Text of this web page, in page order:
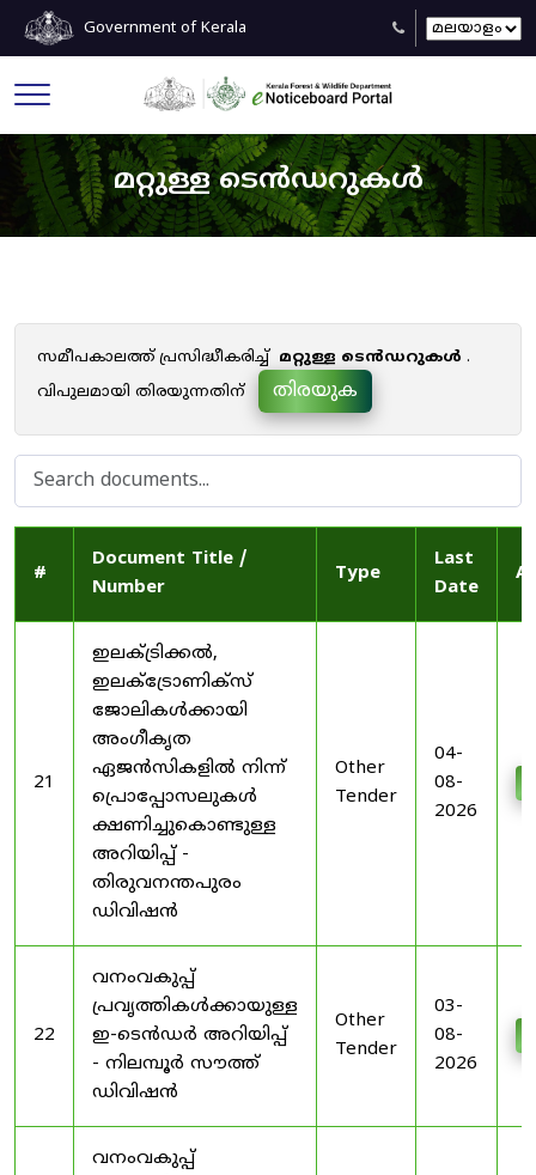
Government of Kerala
മറ്റുള്ള ടെൻഡറുകൾ
സമീപകാലത്ത് പ്രസിദ്ധീകരിച്ച് മറ്റുള്ള ടെൻഡറുകൾ .
വിപുലമായി തിരയുന്നതിന്
തിരയുക
#
Document Title /
Number
Type
Last
Date
21
ഇലക്ട്രിക്കൽ,
ഇലക്ട്രോണിക്സ്
ജോലികൾക്കായി
അംഗീകൃത
ഏജൻസികളിൽ നിന്ന്
പ്രൊപ്പോസലുകൾ
ക്ഷണിച്ചുകൊണ്ടുള്ള
അറിയിപ്പ് -
തിരുവനന്തപുരം
ഡിവിഷൻ
Other
Tender
04-
08-
2026
22
വനംവകുപ്പ്
പ്രവൃത്തികൾക്കായുള്ള
ഇ-ടെൻഡർ അറിയിപ്പ്
- നിലമ്പൂർ സൗത്ത്
ഡിവിഷൻ
Other
Tender
03-
08-
2026
വനംവകുപ്പ്